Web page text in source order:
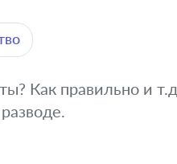
Как правильно и